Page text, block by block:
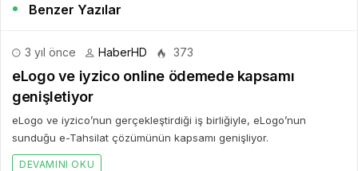
Benzer Yazılar
3 yıl önce HaberHD 373
eLogo ve iyzico online ödemede kapsamı
genişletiyor
eLogo ve iyzico’nun gerçekleştirdiği iş birliğiyle, eLogo’nun
sunduğu e-Tahsilat çözümünün kapsamı genişliyor.
DEVAMINI OKU